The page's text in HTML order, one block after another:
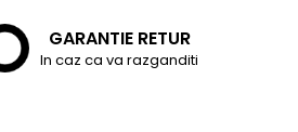
GARANTIE RETUR
In caz ca va razganditi